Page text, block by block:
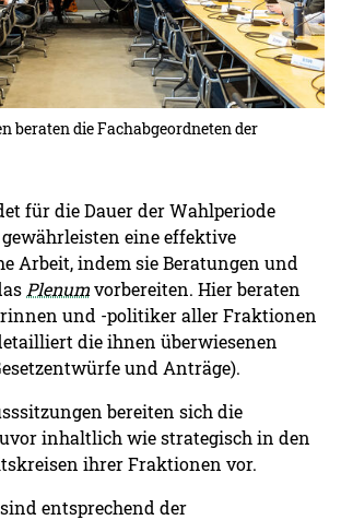
beraten die Fachabgeordneten der
für die Dauer der Wahlperiode
gewährleisten eine effektive
Arbeit, indem sie Beratungen und
Plenumvorbereiten. Hier beraten
und -politiker aller Fraktionen
die ihnen überwiesenen
und Anträge).
bereiten sich die
inhaltlich wie strategisch in den
ihrer Fraktionen vor.
entsprechend der